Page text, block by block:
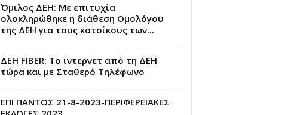
Όμιλος ΔΕΗ: Με επιτυχία
ολοκληρώθηκε η διάθεση Ομολόγου
της ΔΕΗ για τους κατοίκους των...
ΔΕΗ FIBER: Το ίντερνετ από τη ΔΕΗ
τώρα και με Σταθερό Τηλέφωνο
ΕΠΙ ΠΑΝΤΟΣ 21-8-2023-ΠΕΡΙΦΕΡΕΙΑΚΕΣ